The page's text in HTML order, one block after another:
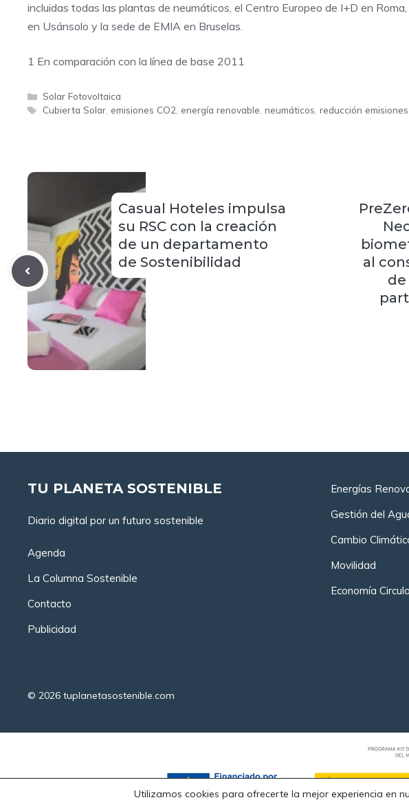
incluidas todas las plantas de neumáticos, el Centro Europeo de I+D en
en Usánsolo y la sede de EMIA en Bruselas.
1 En comparación con la línea de base 2011
Categorías
Solar Fotovoltaica
Etiquetas
Cubierta Solar, emisiones CO2, energía renovable, neumáticos, reducción emisiones
Casual Hoteles impulsa
su RSC con la creación
de un departamento
de Sostenibilidad
al
de
TU PLANETA SOSTENIBLE
Diario digital por un futuro sostenible
Agenda
La Columna Sostenible
Contacto
Publicidad
Energías
Gestión del
Cambio
Movilidad
Economía
© 2026 tuplanetasostenible.com
Utilizamos cookies para ofrecerte la mejor experiencia en